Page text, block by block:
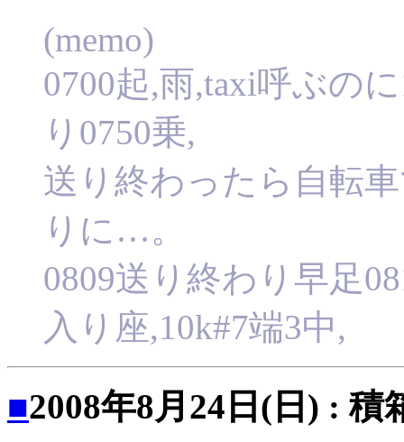
(memo)
0700起,雨,taxi呼ぶの
り0750乗,
送り終わったら自転
りに…。
0809送り終わり早足
入り座,10k#7端3中,
■2008年8月24日(日) : 積